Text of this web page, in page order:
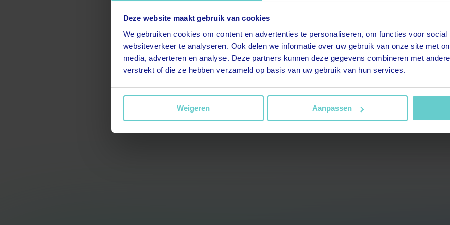
Deze website maakt gebruik van cookies
We gebruiken cookies om content en advertenties te personaliseren, om functies voor
websiteverkeer te analyseren. Ook delen we informatie over uw gebruik van onze site met
media, adverteren en analyse. Deze partners kunnen deze gegevens combineren met
verstrekt of die ze hebben verzameld op basis van uw gebruik van hun services.
Weigeren Aanpassen
t.title.replaceAll is not a
function